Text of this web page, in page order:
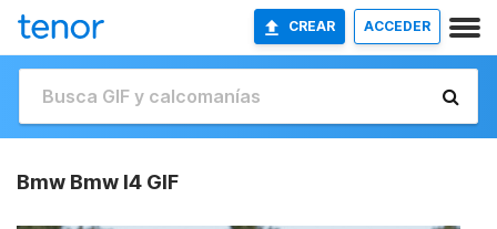
CREAR ACCEDER
Bmw Bmw I4 GIF